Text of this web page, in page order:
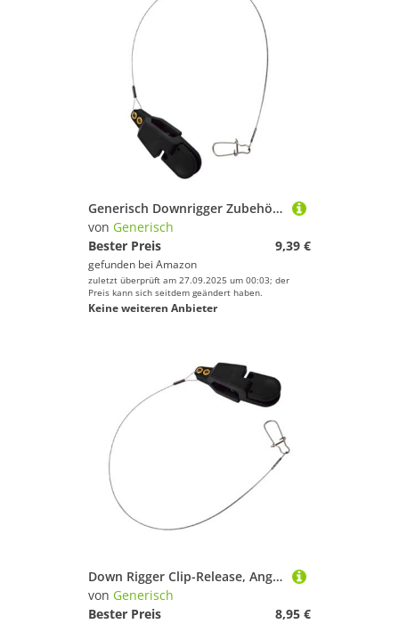
Generisch Downrigger Zubehör,rutschfeste Ausrüstung Bei Starker Zugbelastung,Downrigger Schnur-Auslöser Zubehör - Für Planer Trolling Offshore Küste Süßwasser Salzwasser
von Generisch
Bester Preis
9,39 €
gefunden bei Amazon
zuletzt überprüft am 27.09.2025 um 00:03; der
Preis kann sich seitdem geändert haben.
Keine weiteren Anbieter
Down Rigger Clip-Release, Angelschnur-Downrigger-Entriegelungs-Clips, rutschfestes Zubehör für Hobel, Trolling, Offshore, , Süßwasser, Salzwasser, Angeln
von Generisch
Bester Preis
8,95 €